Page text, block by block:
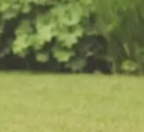
van
door Van
periodiek onderhoud op maat